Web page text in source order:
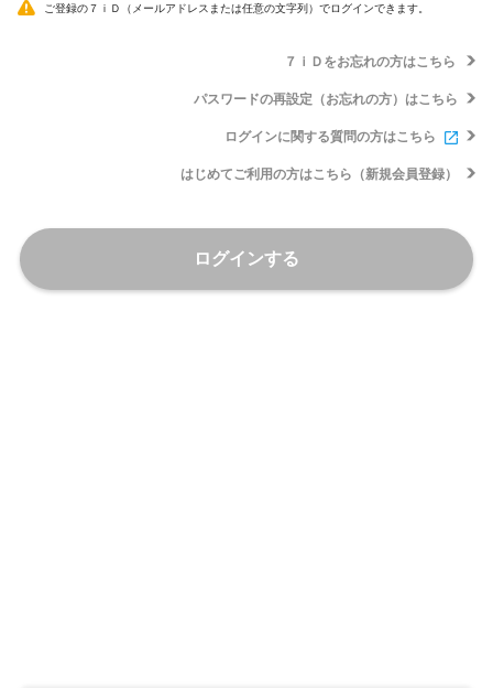
ご登録の７ｉＤ（メールアドレスまたは任意の文字列）でログインできます。
７ｉＤをお忘れの方はこちら
パスワードの再設定（お忘れの方）はこちら
ログインに関する質問の方はこちら
はじめてご利用の方はこちら（新規会員登録）
ログインする